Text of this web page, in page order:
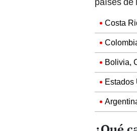
Costa
Bolivia,
Estados